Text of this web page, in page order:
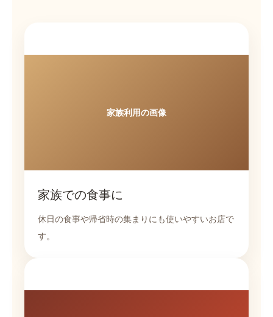
家族利用の画像
家族での食事に
休日の食事や帰省時の集まりにも使いやすいお店で
す。